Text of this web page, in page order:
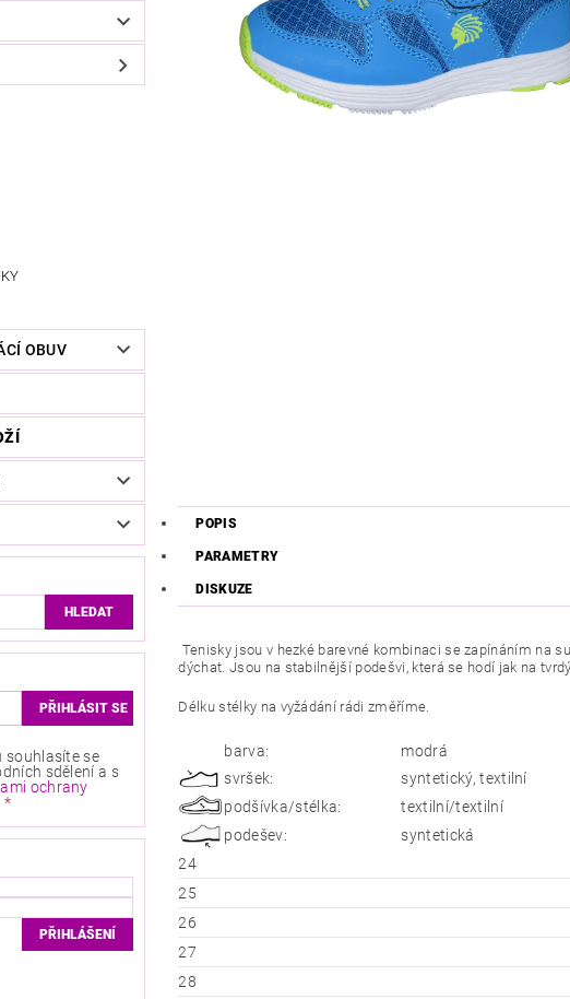
OBUV
souhlasíte se
sdělení a s
ochrany
POPIS
PARAMETRY
DISKUZE
Tenisky jsou v hezké barevné kombinaci se zapínáním na
dýchat. Jsou na stabilnější podešvi, která se hodí jak na
Délku stélky na vyžádání rádi změříme.
barva:
modrá
svršek:
syntetický, textilní
podšívka/stélka:
textilní/textilní
podešev:
syntetická
24
25
26
27
28